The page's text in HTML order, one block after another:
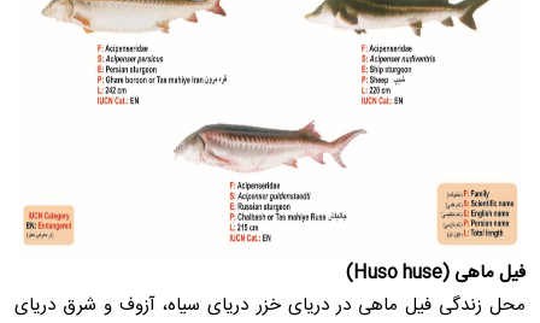
فیل ماهی (Huso huse)
محل زندگی فیل ماهی در دریای خزر دریای سیاه، آزوف و شرق دریای